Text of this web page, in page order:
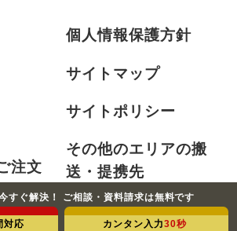
すぐ解決！ ご相談・資料請求は無料です
対応 カンタン入力30秒
注文
内
個人情報保護方針
サイトマップ
サイトポリシー
その他のエリアの搬
送・提携先